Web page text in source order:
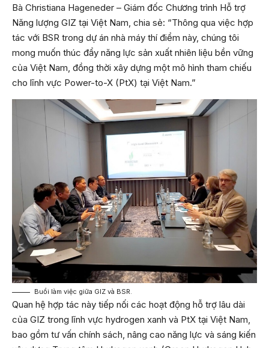
Bà Christiana Hageneder – Giám đốc Chương trình Hỗ trợ
Năng lượng GIZ tại Việt Nam, chia sẻ: “Thông qua việc hợp
tác với BSR trong dự án nhà máy thí điểm này, chúng tôi
mong muốn thúc đẩy năng lực sản xuất nhiên liệu bền vững
của Việt Nam, đồng thời xây dựng một mô hình tham chiếu
cho lĩnh vực Power-to-X (PtX) tại Việt Nam.”
Buổi làm việc giữa GIZ và BSR.
Quan hệ hợp tác này tiếp nối các hoạt động hỗ trợ lâu dài
của GIZ trong lĩnh vực hydrogen xanh và PtX tại Việt Nam,
bao gồm tư vấn chính sách, nâng cao năng lực và sáng kiến